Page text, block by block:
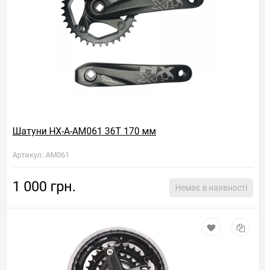
Шатуни HX-A-AM061 36T 170 мм
Артикул: AM061
1 000 грн. Немає в наявності